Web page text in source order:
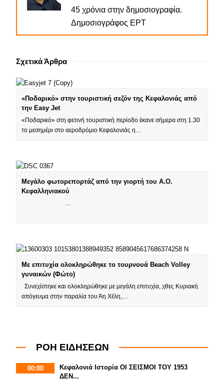
45 χρόνια στην δημοσιογραφία.
Δημοσιογράφος ΕΡΤ
Σχετικά Άρθρα
«Ποδαρικό» στην τουριστική σεζόν της Κεφαλονιάς από
την Easy Jet
«Ποδαρικό» στη φετινή τουριστική περίοδο έκανε σήμερα στη 1.30
το μεσημέρι στο αεροδρόμιο Κεφαλονιάς η…
Μεγάλο φωτορεπορτάζ από την γιορτή του Α.Ο.
Κεφαλληνιακού
…
Με επιτυχία ολοκληρώθηκε το τουρνουά Beach Volley
γυναικών (Φώτο)
Συνεχίστηκε και ολοκληρώθηκε με μεγάλη επιτυχία, χθες Κυριακή
απόγευμα στην παραλία του Άη Χέλη,…
ΡΟΗ ΕΙΔΗΣΕΩΝ
00:00
Κεφαλονιά Ιστορία ΟΙ ΣΕΙΣΜΟΙ ΤΟΥ 1953
ΔΕΝ...